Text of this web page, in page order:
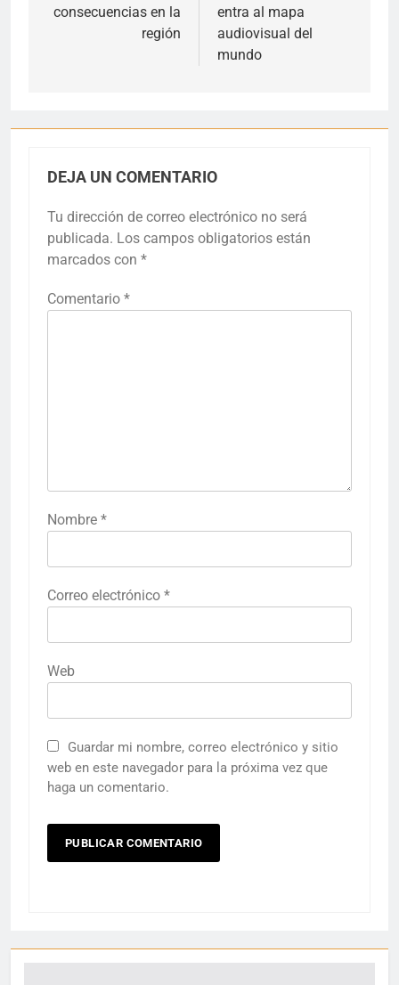
consecuencias en la
región
entra al mapa
audiovisual del
mundo
DEJA UN COMENTARIO
Tu dirección de correo electrónico no será
publicada. Los campos obligatorios están
marcados con *
Comentario *
Nombre *
Correo electrónico *
Web
Guardar mi nombre, correo electrónico y sitio
web en este navegador para la próxima vez que
haga un comentario.